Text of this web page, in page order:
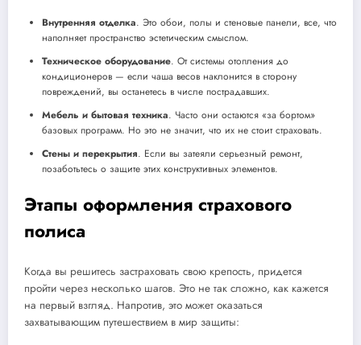
Внутренняя отделка. Это обои, полы и стеновые панели, все, что
наполняет пространство эстетическим смыслом.
Техническое оборудование. От системы отопления до
кондиционеров — если чаша весов наклонится в сторону
повреждений, вы останетесь в числе пострадавших.
Мебель и бытовая техника. Часто они остаются «за бортом»
базовых программ. Но это не значит, что их не стоит страховать.
Стены и перекрытия. Если вы затеяли серьезный ремонт,
позаботьтесь о защите этих конструктивных элементов.
Этапы оформления страхового
полиса
Когда вы решитесь застраховать свою крепость, придется
пройти через несколько шагов. Это не так сложно, как кажется
на первый взгляд. Напротив, это может оказаться
захватывающим путешествием в мир защиты: